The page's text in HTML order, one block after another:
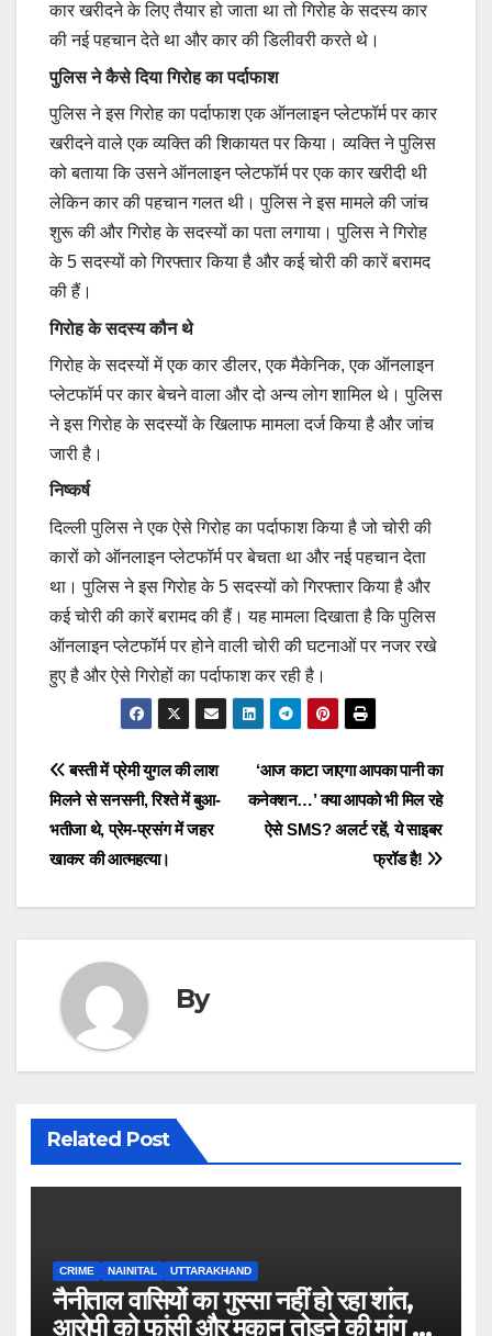
कार खरीदने के लिए तैयार हो जाता था तो गिरोह के सदस्य कार
की नई पहचान देते था और कार की डिलीवरी करते थे।
पुलिस ने कैसे दिया गिरोह का पर्दाफाश
पुलिस ने इस गिरोह का पर्दाफाश एक ऑनलाइन प्लेटफॉर्म पर कार
खरीदने वाले एक व्यक्ति की शिकायत पर किया। व्यक्ति ने पुलिस
को बताया कि उसने ऑनलाइन प्लेटफॉर्म पर एक कार खरीदी थी
लेकिन कार की पहचान गलत थी। पुलिस ने इस मामले की जांच
शुरू की और गिरोह के सदस्यों का पता लगाया। पुलिस ने गिरोह
के 5 सदस्यों को गिरफ्तार किया है और कई चोरी की कारें बरामद
की हैं।
गिरोह के सदस्य कौन थे
गिरोह के सदस्यों में एक कार डीलर, एक मैकेनिक, एक ऑनलाइन
प्लेटफॉर्म पर कार बेचने वाला और दो अन्य लोग शामिल थे। पुलिस
ने इस गिरोह के सदस्यों के खिलाफ मामला दर्ज किया है और जांच
जारी है।
निष्कर्ष
दिल्ली पुलिस ने एक ऐसे गिरोह का पर्दाफाश किया है जो चोरी की
कारों को ऑनलाइन प्लेटफॉर्म पर बेचता था और नई पहचान देता
था। पुलिस ने इस गिरोह के 5 सदस्यों को गिरफ्तार किया है और
कई चोरी की कारें बरामद की हैं। यह मामला दिखाता है कि पुलिस
ऑनलाइन प्लेटफॉर्म पर होने वाली चोरी की घटनाओं पर नजर रखे
हुए है और ऐसे गिरोहों का पर्दाफाश कर रही है।
Post
navigation
‘आज काटा जाएगा आपका पानी का
कनेक्शन…’ क्या आपको भी मिल रहे
ऐसे SMS? अलर्ट रहें, ये साइबर
फ्रॉड है!
बस्ती में प्रेमी युगल की लाश
मिलने से सनसनी, रिश्ते में बुआ-
भतीजा थे, प्रेम-प्रसंग में जहर
खाकर की आत्महत्या।
By
Related Post
CRIME NAINITAL UTTARAKHAND
नैनीताल वासियों का गुस्सा नहीं हो रहा शांत,
आरोपी को फांसी और मकान तोड़ने की मांग हुई